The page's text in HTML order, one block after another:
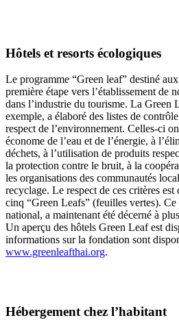
Hôtels et resorts écologiques
Le programme “Green leaf” destiné
première étape vers l’établissement de
dans l’industrie du tourisme. La Green
exemple, a élaboré des listes de
respect de l’environnement. Celles-ci
économe de l’eau et de l’énergie, à
déchets, à l’utilisation de produits
la protection contre le bruit, à la
les organisations des communautés
recyclage. Le respect de ces critères
cinq “Green Leafs” (feuilles vertes).
national, a maintenant été décerné à
Un aperçu des hôtels Green Leaf est
informations sur la fondation sont
www.greenleafthai.org.
Hébergement chez l’habitant